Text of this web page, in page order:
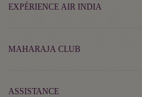
EXPÉRIENCE AIR INDIA
MAHARAJA CLUB
ASSISTANCE